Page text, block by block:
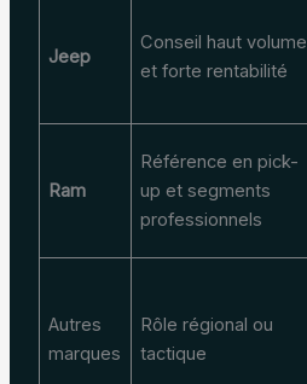
Jeep
Conseil haut volume
et forte rentabilité
Ram
Référence en pick-
up et segments
professionnels
Autres
marques
Rôle régional ou
tactique